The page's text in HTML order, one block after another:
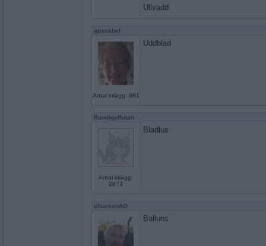
Ullvadd
apsnabel
Antal inlägg: 981
Uddblad
RandigaRutan
Antal inlägg:
2873
Bladlus
chuckenAO
Balluns